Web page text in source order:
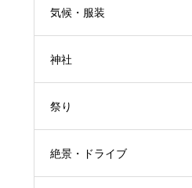
気候・服装
神社
祭り
絶景・ドライブ